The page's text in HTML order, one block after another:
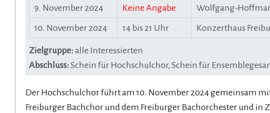
9. November 2024 Keine Angabe Wolfgang-
10. November 2024 14 bis 21 Uhr Konzerthaus
Zielgruppe: alle Interessierten
Abschluss: Schein für Hochschulchor, Schein für
Der Hochschulchor führt am 10. November 2024 gemeinsam
Freiburger Bachchor und dem Freiburger Bachorchester und in